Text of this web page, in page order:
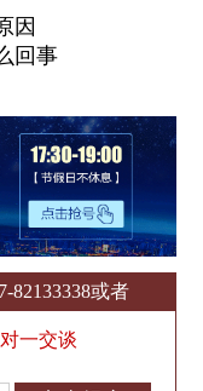
因
回事
82133338或者
一交谈